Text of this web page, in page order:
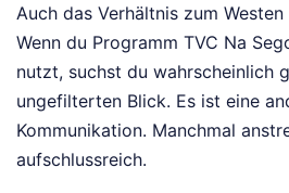
Auch das Verhältnis zum
Wenn du Programm TVC Na
nutzt, suchst du wahrscheinlich
ungefilterten Blick. Es ist eine
Kommunikation. Manchmal
aufschlussreich.